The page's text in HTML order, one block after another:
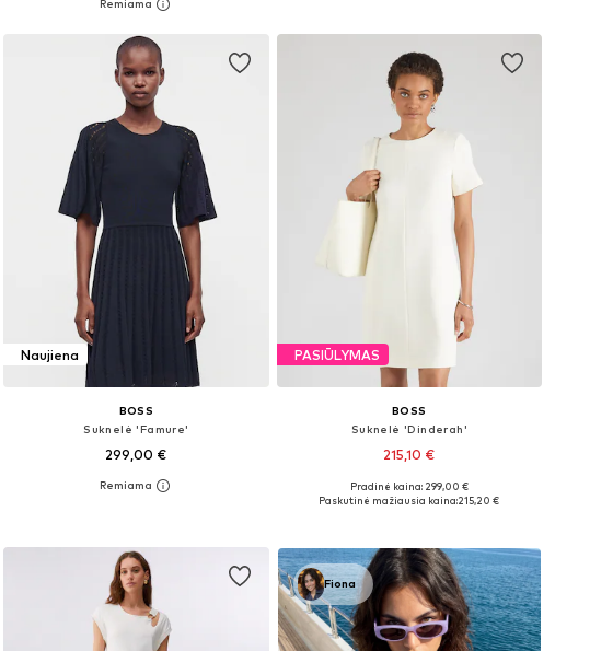
Į krepšelį
Naujiena
BOSS
Suknelė 'Famure'
299,00 €
Galimi dydžiai: 34, 36, 38, 40, 42
PASIŪLYMAS
BOSS
Suknelė 'Dinderah'
215,10 €
Galimi dydžiai: 36, 38, 40, 42, 44
Pradinė kaina: 299,00 €
Paskutinė mažiausia kaina:215,20 €
Fiona